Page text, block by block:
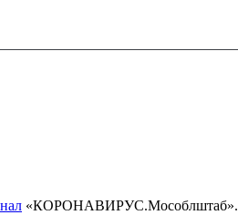
«КОРОНАВИРУС.Мособлштаб».